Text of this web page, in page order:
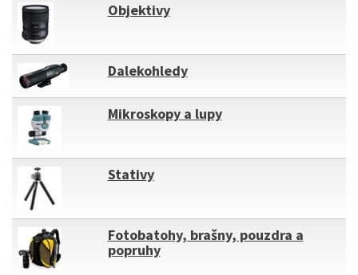
Objektivy
Dalekohledy
Mikroskopy a lupy
Stativy
Fotobatohy, brašny, pouzdra a
popruhy